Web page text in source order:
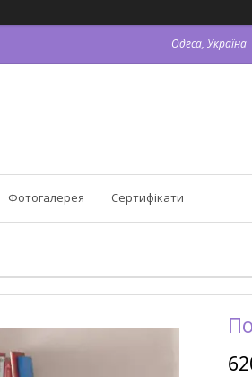
Одеса, Україна
Фотогалерея Сертифікати